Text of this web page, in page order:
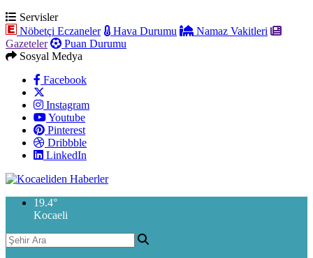
Servisler
Nöbetçi Eczaneler
Hava Durumu
Namaz Vakitleri
Gazeteler
Puan Durumu
Sosyal Medya
Facebook
Instagram
Youtube
Pinterest
Dribbble
LinkedIn
19.4°
Kocaeli